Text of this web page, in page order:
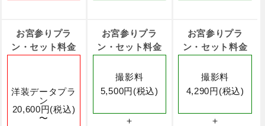
お宮参りプラ
ン・セット料金
洋装データプラ
ン
20,600円(税込)
〜
お宮参りプラ
ン・セット料金
撮影料
5,500円(税込)
＋
お宮参りプラ
ン・セット料金
撮影料
4,290円(税込)
＋